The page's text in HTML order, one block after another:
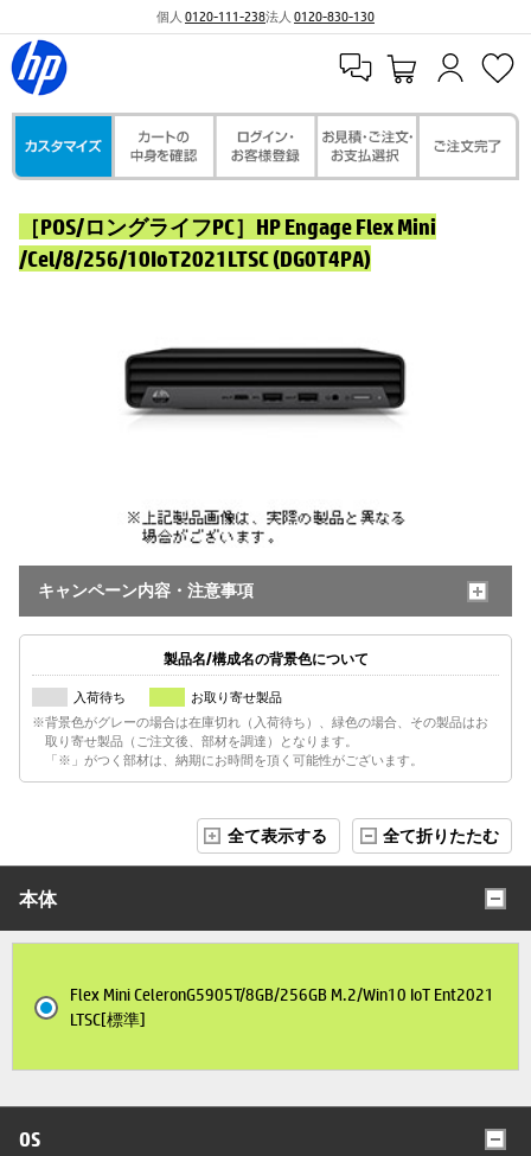
個人 0120-111-238法人 0120-830-130
［POS/ロングライフPC］HP Engage Flex Mini
/Cel/8/256/10IoT2021LTSC (DG0T4PA)
キャンペーン内容・注意事項
製品名/構成名の背景色について
入荷待ち
お取り寄せ製品
※背景色がグレーの場合は在庫切れ（入荷待ち）、緑色の場合、その製品はお
取り寄せ製品（ご注文後、部材を調達）となります。
「※」がつく部材は、納期にお時間を頂く可能性がございます。
全て表示する 全て折りたたむ
本体
Flex Mini CeleronG5905T/8GB/256GB M.2/Win10 IoT Ent2021
LTSC[標準]
OS